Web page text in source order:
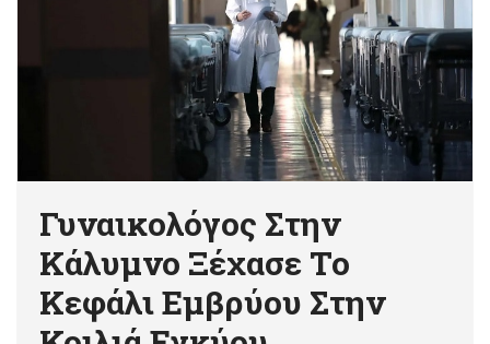
Γυναικολόγος Στην
Κάλυμνο Ξέχασε Το
Κεφάλι Εμβρύου Στην